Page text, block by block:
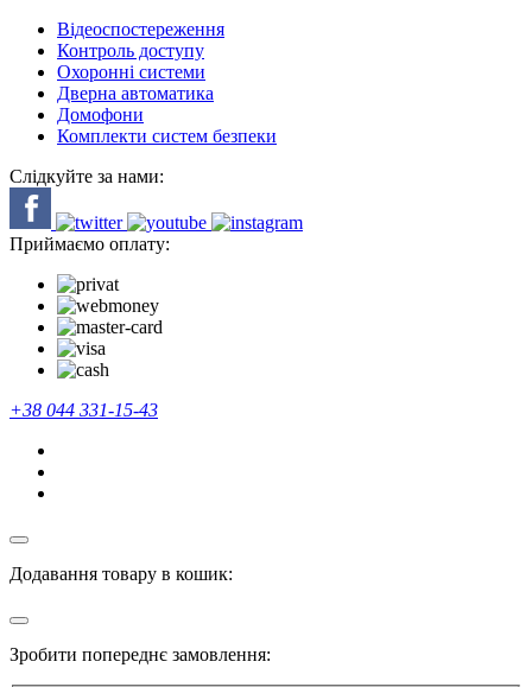
Відеоспостереження
Контроль доступу
Охоронні системи
Дверна автоматика
Домофони
Комплекти систем безпеки
Слідкуйте за нами:
Приймаємо оплату:
+38 044 331-15-43
Додавання товару в кошик:
Зробити попереднє замовлення: